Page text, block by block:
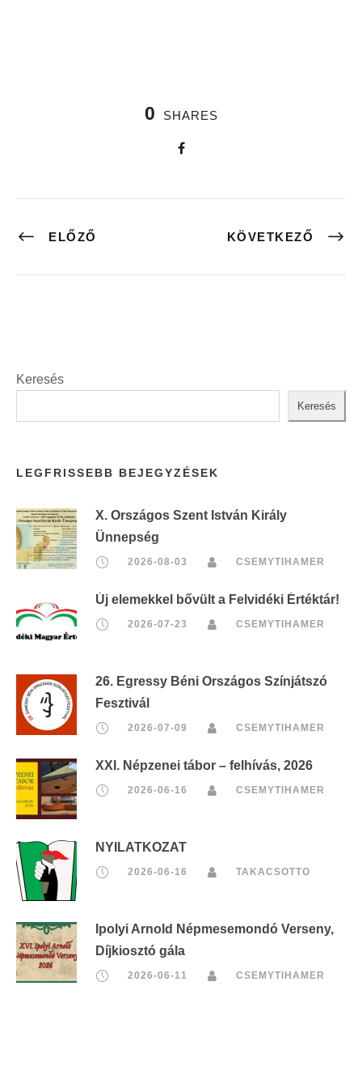
0 SHARES
ELŐZŐ KÖVETKEZŐ
Keresés
Keresés
LEGFRISSEBB BEJEGYZÉSEK
X. Országos Szent István Király
Ünnepség
2026-08-03 CSEMYTIHAMER
Új elemekkel bővült a Felvidéki Értéktár!
2026-07-23 CSEMYTIHAMER
26. Egressy Béni Országos Színjátszó
Fesztivál
2026-07-09 CSEMYTIHAMER
XXI. Népzenei tábor – felhívás, 2026
2026-06-16 CSEMYTIHAMER
NYILATKOZAT
2026-06-16 TAKACSOTTO
Ipolyi Arnold Népmesemondó Verseny,
Díjkiosztó gála
2026-06-11 CSEMYTIHAMER